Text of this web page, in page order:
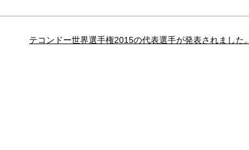
テコンドー世界選手権2015の代表選手が発表されました。